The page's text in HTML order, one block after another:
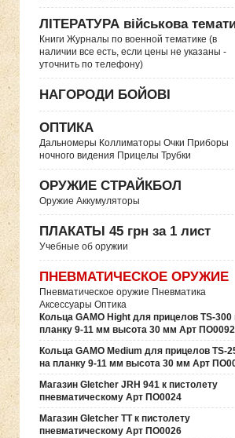
ЛІТЕРАТУРА військова
Книги Журналы по военной тематике (в
наличии все есть, если цены не указаны -
уточнить по телефону)
НАГОРОДИ БОЙОВІ
ОПТИКА
Дальномеры Коллиматоры Очки Приборы
ночного видения Прицелы Трубки
ОРУЖИЕ СТРАЙКБОЛ
Оружие Аккумуляторы
ПЛАКАТЫ 45 грн за 1 лист
Учебные об оружии
ПНЕВМАТИЧЕСКОЕ ОРУЖИЕ
Пневматическое оружие Пневматика
Аксессуары Оптика
Кольца GAMO Hight для прицелов TS-300
планку 9-11 мм высота 30 мм Арт ПО0092
Кольца GAMO Medium для прицелов TS-
на планку 9-11 мм высота 30 мм Арт
Магазин Gletcher JRH 941 к пистолету
пневматическому Арт ПО0024
Магазин Gletcher TT к пистолету
пневматическому Арт ПО0026